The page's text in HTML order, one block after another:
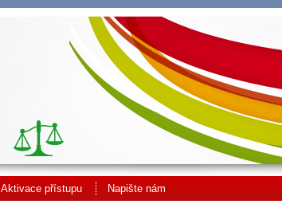
Aktivace přístupu Napište nám